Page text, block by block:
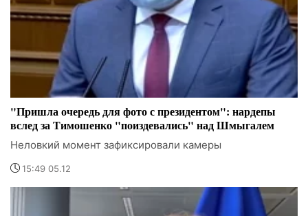
"Пришла очередь для фото с президентом": нардепы
вслед за Тимошенко "поиздевались" над Шмыгалем
Неловкий момент зафиксировали камеры
15:49 05.12